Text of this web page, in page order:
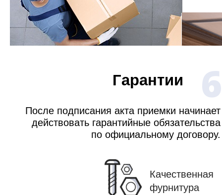
Качественная
фурнитура
Гарантии 6
После подписания акта приемки начинает
действовать гарантийные обязательства
по официальному договору.